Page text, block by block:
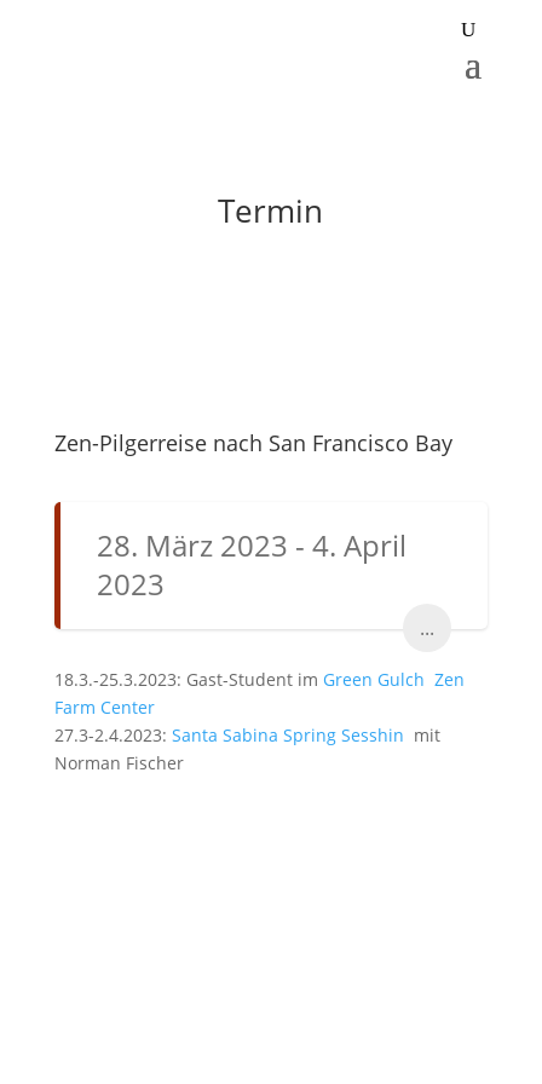
Termin
Zen-Pilgerreise nach San Francisco Bay
28. März 2023 - 4. April
2023
...
18.3.-25.3.2023: Gast-Student im Green Gulch Zen
Farm Center
27.3-2.4.2023: Santa Sabina Spring Sesshin mit
Norman Fischer